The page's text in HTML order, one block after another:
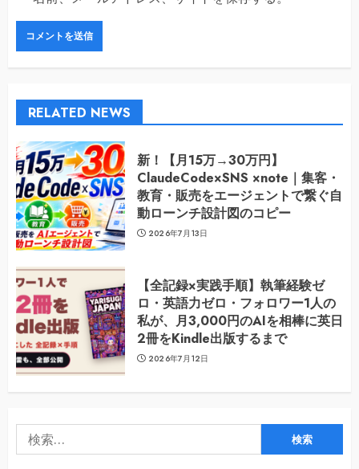
RELATED NEWS
新！【月15万→30万円】
ClaudeCode×SNS ×note｜集客・
教育・販売をエージェントで繋ぐ自
動ローンチ設計図のコピー
2026年7月13日
【全記録×実践手順】執筆経験ゼ
ロ・英語力ゼロ・フォロワー1人の
私が、月3,000円のAIを相棒に英日
2冊をKindle出版するまで
2026年7月12日
索: